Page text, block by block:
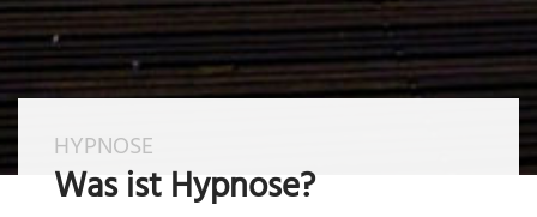
HYPNOSE
Was ist Hypnose?